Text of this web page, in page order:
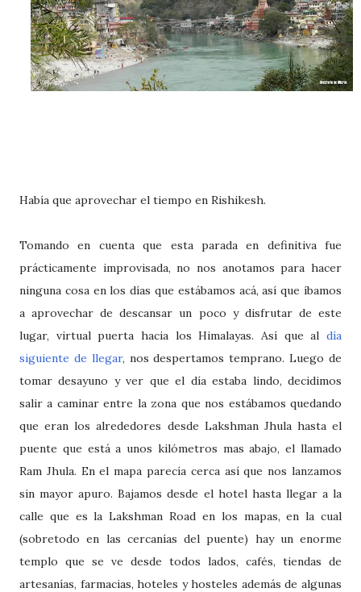
Había que aprovechar el tiempo en Rishikesh.
Tomando en cuenta que esta parada en definitiva fue
prácticamente improvisada, no nos anotamos para hacer
ninguna cosa en los días que estábamos acá, así que íbamos
a aprovechar de descansar un poco y disfrutar de este
lugar, virtual puerta hacia los Himalayas. Así que al día
siguiente de llegar, nos despertamos temprano. Luego de
tomar desayuno y ver que el día estaba lindo, decidimos
salir a caminar entre la zona que nos estábamos quedando
que eran los alrededores desde Lakshman Jhula hasta el
puente que está a unos kilómetros mas abajo, el llamado
Ram Jhula. En el mapa parecía cerca así que nos lanzamos
sin mayor apuro. Bajamos desde el hotel hasta llegar a la
calle que es la Lakshman Road en los mapas, en la cual
(sobretodo en las cercanías del puente) hay un enorme
templo que se ve desde todos lados, cafés, tiendas de
artesanías, farmacias, hoteles y hosteles además de algunas